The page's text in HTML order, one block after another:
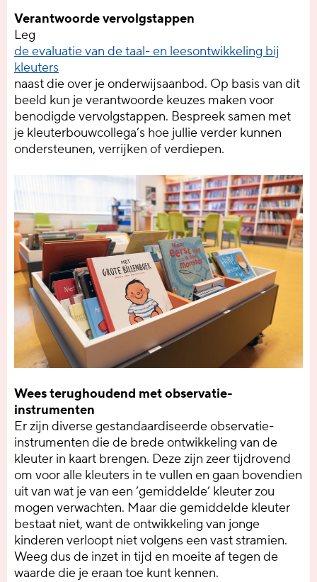
Verantwoorde vervolgstappen
Leg
de evaluatie van de taal- en leesontwikkeling bij
kleuters
naast die over je onderwijsaanbod. Op basis van dit
beeld kun je verantwoorde keuzes maken voor
benodigde vervolgstappen. Bespreek samen met
je kleuterbouwcollega’s hoe jullie verder kunnen
ondersteunen, verrijken of verdiepen.
Wees terughoudend met observatie-
instrumenten
Er zijn diverse gestandaardiseerde observatie-
instrumenten die de brede ontwikkeling van de
kleuter in kaart brengen. Deze zijn zeer tijdrovend
om voor alle kleuters in te vullen en gaan bovendien
uit van wat je van een ‘gemiddelde’ kleuter zou
mogen verwachten. Maar die gemiddelde kleuter
bestaat niet, want de ontwikkeling van jonge
kinderen verloopt niet volgens een vast stramien.
Weeg dus de inzet in tijd en moeite af tegen de
waarde die je eraan toe kunt kennen.